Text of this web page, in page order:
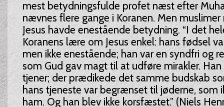
mest betydningsfulde profet næst efter
nævnes flere gange i Koranen. Men muslimer
Jesus havde enestående betydning. “I det
Koranens lære om Jesus enkel: hans fødsel
men ikke enestående; han var en syndfri og
som Gud gav magt til at udføre mirakler.
tjener; der prædikede det samme budskab
hans tjeneste var begrænset til jøderne, som
ham. Og han blev ikke korsfæstet.” (Niels